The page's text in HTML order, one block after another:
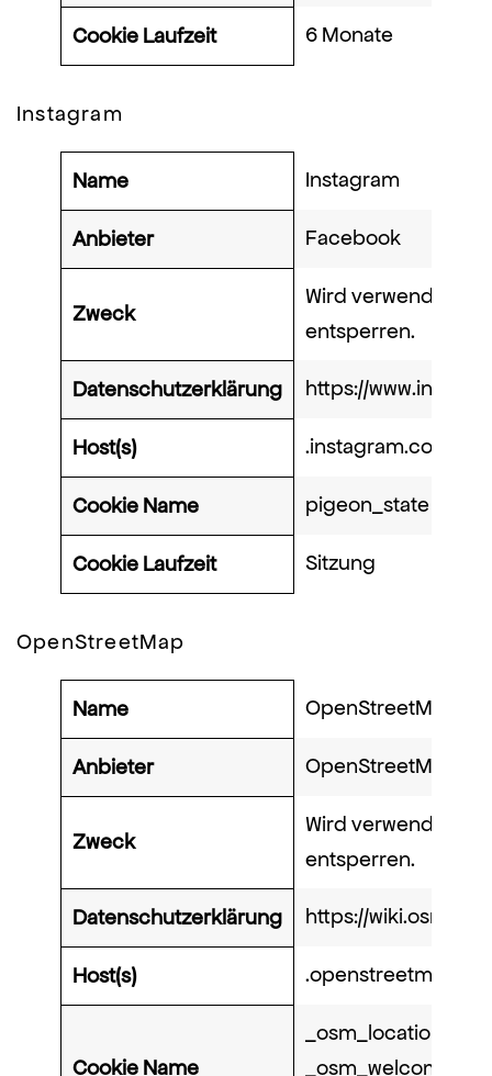
Cookie Laufzeit 6 Monate
Instagram
Name Instagram
Anbieter Facebook
Zweck
Wird verwendet,
entsperren.
Datenschutzerklärung https://
Host(s) .instagram.com
Cookie Name pigeon_state
Cookie Laufzeit Sitzung
OpenStreetMap
Name OpenStreetMap
Anbieter OpenStreetMap
Zweck
Wird verwendet,
entsperren.
Datenschutzerklärung https://
Host(s)
Cookie Name
_osm_location,
_osm_welcome,